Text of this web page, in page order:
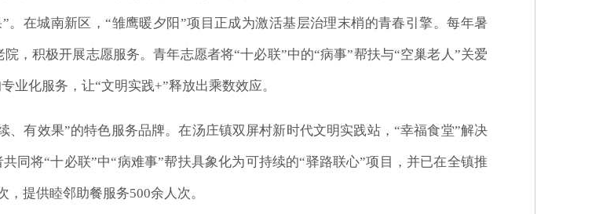
在城南新区，“雏鹰暖夕阳”项目正成为激活基层治理末梢的青春引擎。每年暑
，积极开展志愿服务。青年志愿者将“十必联”中的“病事”帮扶与“空巢老人”关爱
业化服务，让“文明实践+”释放出乘数效应。
、有效果”的特色服务品牌。在汤庄镇双屏村新时代文明实践站，“幸福食堂”解决
同将“十必联”中“病难事”帮扶具象化为可持续的“驿路联心”项目，并已在全镇推
提供睦邻助餐服务500余人次。